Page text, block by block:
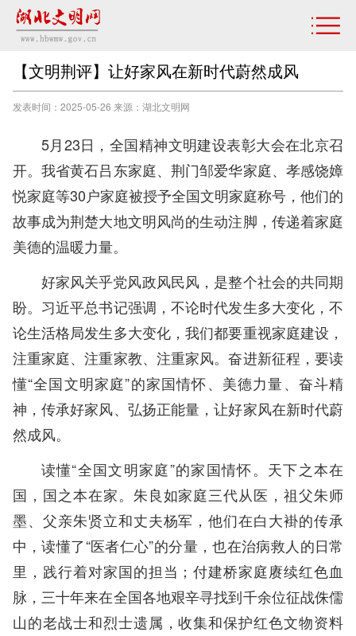
【文明荆评】让好家风在新时代蔚然成风
发表时间：2025-05-26 来源：湖北文明网
5月23日，全国精神文明建设表彰大会在北京召
开。我省黄石吕东家庭、荆门邹爱华家庭、孝感饶嫜
悦家庭等30户家庭被授予全国文明家庭称号，他们的
故事成为荆楚大地文明风尚的生动注脚，传递着家庭
美德的温暖力量。
好家风关乎党风政风民风，是整个社会的共同期
盼。习近平总书记强调，不论时代发生多大变化，不
论生活格局发生多大变化，我们都要重视家庭建设，
注重家庭、注重家教、注重家风。奋进新征程，要读
懂“全国文明家庭”的家国情怀、美德力量、奋斗精
神，传承好家风、弘扬正能量，让好家风在新时代蔚
然成风。
读懂“全国文明家庭”的家国情怀。天下之本在
国，国之本在家。朱良如家庭三代从医，祖父朱师
墨、父亲朱贤立和丈夫杨军，他们在白大褂的传承
中，读懂了“医者仁心”的分量，也在治病救人的日常
里，践行着对家国的担当；付建桥家庭赓续红色血
脉，三十年来在全国各地艰辛寻找到千余位征战侏儒
山的老战士和烈士遗属，收集和保护红色文物资料